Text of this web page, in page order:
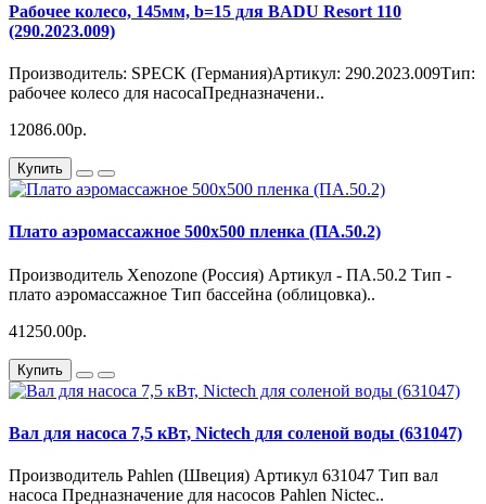
Рабочее колесо, 145мм, b=15 для BADU Resort 110
(290.2023.009)
Производитель: SPECK (Германия)Артикул: 290.2023.009Тип:
рабочее колесо для насосаПредназначени..
12086.00р.
Купить
Плато аэромассажное 500х500 пленка (ПА.50.2)
Производитель Xenozone (Россия) Артикул - ПА.50.2 Тип -
плато аэромассажное Тип бассейна (облицовка)..
41250.00р.
Купить
Вал для насоса 7,5 кВт, Nictech для соленой воды (631047)
Производитель Pahlen (Швеция) Артикул 631047 Тип вал
насоса Предназначение для насосов Рahlen Nictec..